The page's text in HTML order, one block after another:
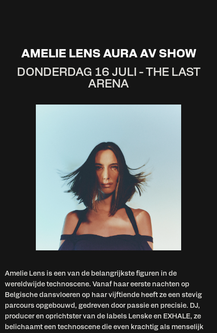
AMELIE LENS AURA AV SHOW
DONDERDAG 16 JULI - THE LAST
ARENA
Amelie Lens is een van de belangrijkste figuren in de
wereldwijde technoscene. Vanaf haar eerste nachten op
Belgische dansvloeren op haar vijftiende heeft ze een stevig
parcours opgebouwd, gedreven door passie en precisie. DJ,
producer en oprichtster van de labels Lenske en EXHALE, ze
belichaamt een technoscene die even krachtig als menselijk